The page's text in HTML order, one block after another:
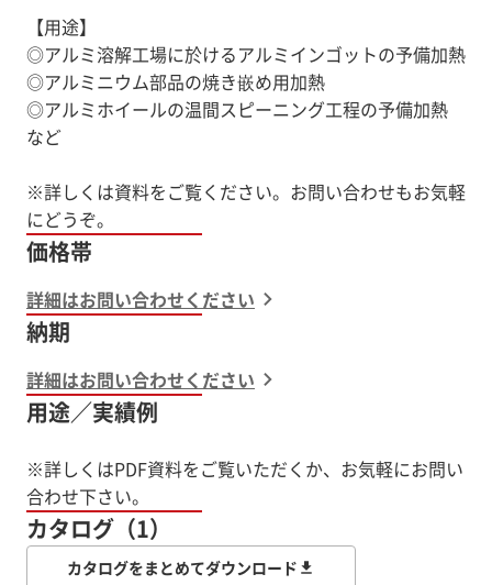
ブース：G-18
※コスト削減事例を掲載した資料を、下記「PDFダウン
【用途】
◎アルミ溶解工場に於けるアルミインゴットの予備加熱
◎アルミニウム部品の焼き嵌め用加熱
◎アルミホイールの温間スピーニング工程の予備加熱
など
※詳しくは資料をご覧ください。お問い合わせもお気軽
価格帯
詳細はお問い合わせください
納期
詳細はお問い合わせください
用途／実績例
※詳しくはPDF資料をご覧いただくか、お気軽にお問い
合わせ下さい。
カタログ（1）
カタログをまとめてダウンロード